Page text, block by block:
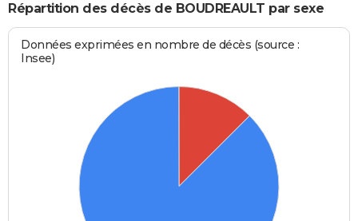
Répartition des décès de BOUDREAULT par sexe
Données exprimées en nombre de décès (source :
Insee)